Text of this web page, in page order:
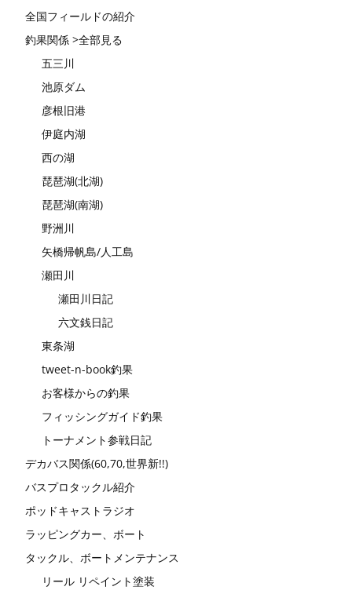
全国フィールドの紹介
釣果関係 >全部見る
五三川
池原ダム
彦根旧港
伊庭内湖
西の湖
琵琶湖(北湖)
琵琶湖(南湖)
野洲川
矢橋帰帆島/人工島
瀬田川
瀬田川日記
六文銭日記
東条湖
tweet-n-book釣果
お客様からの釣果
フィッシングガイド釣果
トーナメント参戦日記
デカバス関係(60,70,世界新!!)
バスプロタックル紹介
ポッドキャストラジオ
ラッピングカー、ボート
タックル、ボートメンテナンス
リール リペイント塗装